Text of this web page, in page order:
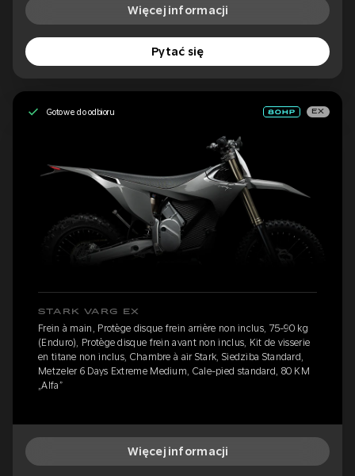
Więcej informacji
Pytać się
Gotowe do odbioru EX
STARK VARG EX
Frein à main, Protège disque frein arrière non inclus, 75-90 kg
(Enduro), Protège disque frein avant non inclus, Kit de visserie
en titane non inclus, Chambre à air Stark, Siedziba Standard,
Metzeler 6 Days Extreme Medium, Cale-pied standard, 80 KM
„Alfa”
Więcej informacji